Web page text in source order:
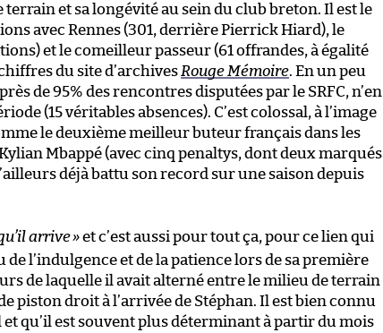
et sa longévité au sein du club breton. Il est le
avec Rennes (301, derrière Pierrick Hiard), le
et le comeilleur passeur (61 offrandes, à égalité
du site d’archives Rouge Mémoire. En un peu
de 95% des rencontres disputées par le SRFC, n’en
(15 véritables absences). C’est colossal, à l’image
le deuxième meilleur buteur français dans les
Mbappé (avec cinq penaltys, dont deux marqués
déjà battu son record sur une saison depuis
arrive»et c’est aussi pour tout ça, pour ce lien qui
de l’indulgence et de la patience lors de sa première
de laquelle il avait alterné entre le milieu de terrain
piston droit à l’arrivée de Stéphan. Il est bien connu
et qu’il est souvent plus déterminant à partir du mois